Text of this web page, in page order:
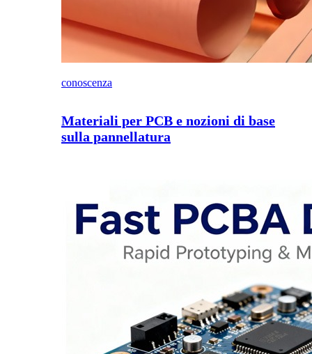
conoscenza
Materiali per PCB e nozioni di base
sulla pannellatura